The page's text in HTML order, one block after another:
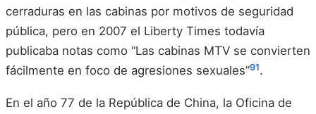
cerraduras en las cabinas por motivos de seguridad
pública, pero en 2007 el Liberty Times todavía
publicaba notas como “Las cabinas MTV se convierten
fácilmente en foco de agresiones sexuales”91.
En el año 77 de la República de China, la Oficina de